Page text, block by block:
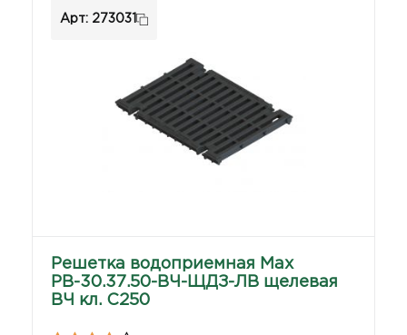
Арт: 273031
Решетка водоприемная Max
РВ-30.37.50-ВЧ-ЩДЗ-ЛВ щелевая
ВЧ кл. C250